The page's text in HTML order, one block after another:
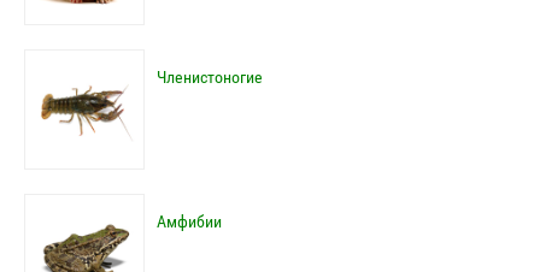
Членистоногие
Амфибии